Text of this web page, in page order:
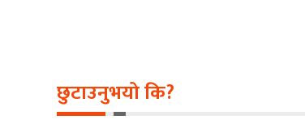
छुटाउनुभयो कि?